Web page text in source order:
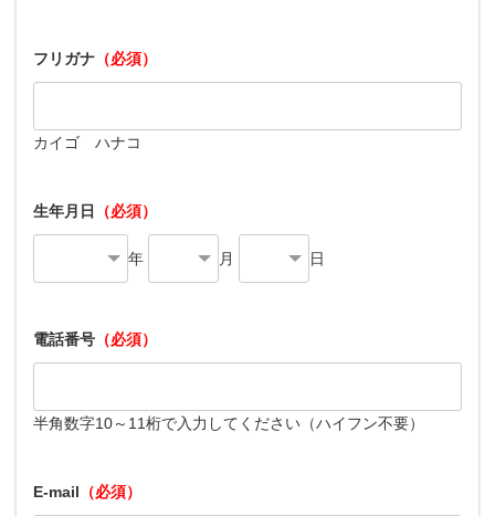
フリガナ （必須）
カイゴ ハナコ
生年月日 （必須）
年 月 日
電話番号 （必須）
半角数字10～11桁で入力してください（ハイフン不要）
E-mail （必須）